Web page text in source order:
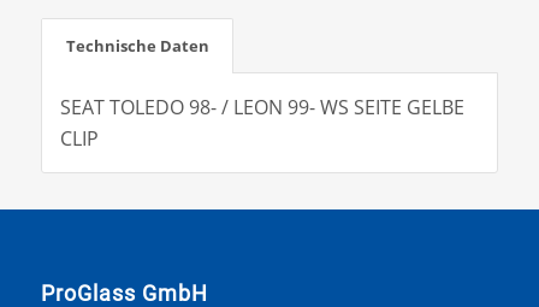
Technische Daten
SEAT TOLEDO 98- / LEON 99- WS SEITE GELBE
CLIP
ProGlass GmbH